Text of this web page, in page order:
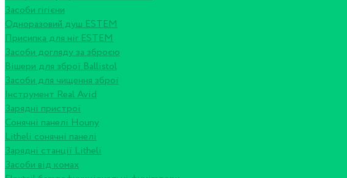
Засоби гігієни
Одноразовий душ ESTEM
Присипка для ніг ESTEM
Засоби догляду за зброєю
Вішери для зброї Ballistol
Засоби для чищення зброї
Інструмент Real Avid
Зарядні пристрої
Сонячні панелі Houny
Litheli сонячні панелі
Зарядні станції Litheli
Засоби від комах